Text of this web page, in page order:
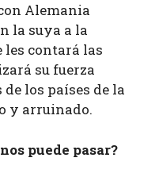
Alemania
la suya a la
les contará las
su fuerza
los países de la
y arruinado.
puede pasar?